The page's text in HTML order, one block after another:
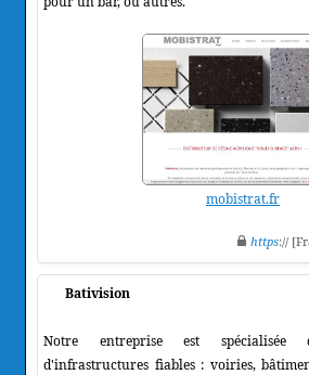
mobistrat.fr
https://
Bativision
Notre entreprise est
d'infrastructures fiables : voiries,